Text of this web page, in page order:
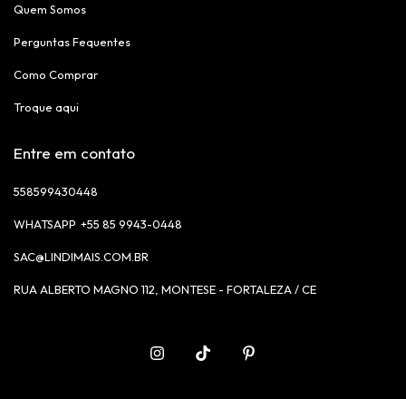
Quem Somos
Perguntas Fequentes
Como Comprar
Troque aqui
Entre em contato
558599430448
+55 85 9943-0448
SAC@LINDIMAIS.COM.BR
RUA ALBERTO MAGNO 112, MONTESE - FORTALEZA / CE